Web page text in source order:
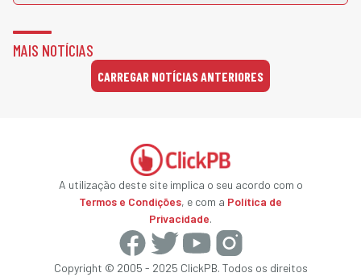
MAIS NOTÍCIAS
CARREGAR NOTÍCIAS ANTERIORES
A utilização deste site implica o seu acordo com o
Termos e Condições, e com a Política de
Privacidade.
Copyright © 2005 - 2025 ClickPB. Todos os direitos